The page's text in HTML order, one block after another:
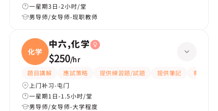
一星期3日-2小时/堂
男导师/女导师-现职教师
化学
中六,化学
$250/hr
題目講解 應試策略 提供練習題/試題 提供筆記
有耐性
上门补习-屯门
一星期1日-1.5小时/堂
男导师/女导师-大学程度